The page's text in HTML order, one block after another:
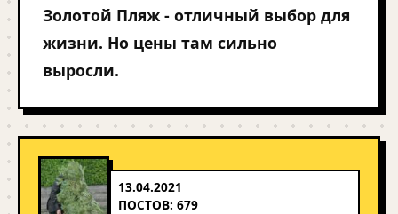
Золотой Пляж - отличный выбор для
жизни. Но цены там сильно
выросли.
13.04.2021
ПОСТОВ: 679